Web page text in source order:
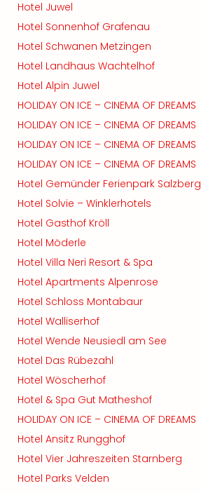
Hotel Juwel
Hotel Sonnenhof Grafenau
Hotel Schwanen Metzingen
Hotel Landhaus Wachtelhof
Hotel Alpin Juwel
HOLIDAY ON ICE – CINEMA OF DREAMS
HOLIDAY ON ICE – CINEMA OF DREAMS
HOLIDAY ON ICE – CINEMA OF DREAMS
HOLIDAY ON ICE – CINEMA OF DREAMS
Hotel Gemünder Ferienpark Salzberg
Hotel Solvie – Winklerhotels
Hotel Gasthof Kröll
Hotel Möderle
Hotel Villa Neri Resort & Spa
Hotel Apartments Alpenrose
Hotel Schloss Montabaur
Hotel Walliserhof
Hotel Wende Neusiedl am See
Hotel Das Rübezahl
Hotel Wöscherhof
Hotel & Spa Gut Matheshof
HOLIDAY ON ICE – CINEMA OF DREAMS
Hotel Ansitz Rungghof
Hotel Vier Jahreszeiten Starnberg
Hotel Parks Velden